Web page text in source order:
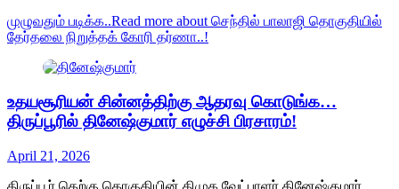
முழுவதும் படிக்க..Read more about செந்தில் பாலாஜி தொகுதியில்
தேர்தலை நிறுத்தக் கோரி தர்ணா..!
உதயசூரியன் சின்னத்திற்கு ஆதரவு கொடுங்க…
திருப்பூரில் தினேஷ்குமார் எழுச்சி பிரசாரம்!
April 21, 2026
திருப்பூர் தெற்கு தொகுதியின் திமுக வேட்பாளர் தினேஷ்குமார்